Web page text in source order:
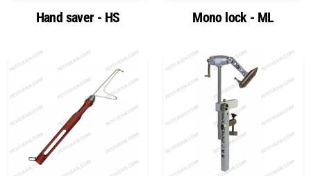
Hand saver - HS Mono lock - ML